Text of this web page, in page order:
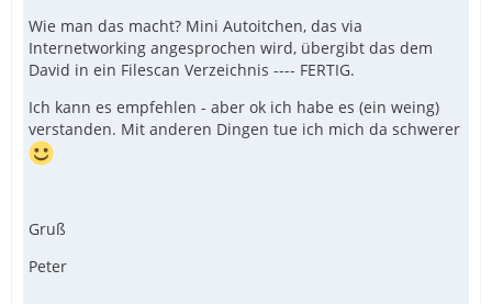
Wie man das macht? Mini Autoitchen, das via
Internetworking angesprochen wird, übergibt das dem
David in ein Filescan Verzeichnis ---- FERTIG.
Ich kann es empfehlen - aber ok ich habe es (ein weing)
verstanden. Mit anderen Dingen tue ich mich da schwerer
Gruß
Peter